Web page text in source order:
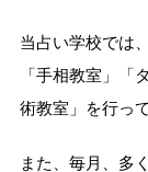
当占い学校では
「手相教室」「
術教室」を行っ
また、毎月、多